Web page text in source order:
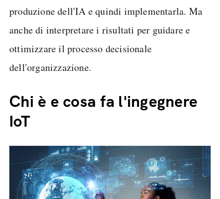
produzione dell'IA e quindi implementarla. Ma
anche di interpretare i risultati per guidare e
ottimizzare il processo decisionale
dell'organizzazione.
Chi è e cosa fa l'ingegnere
IoT